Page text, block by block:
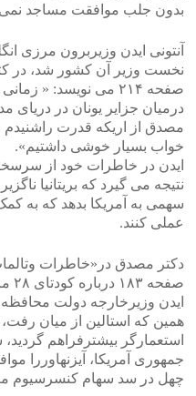
بدون جلب موافقت مساجد نمی
نخست وزیر آن کشور شد، در
صفحه ۲۱۴ می نویسد:
درمیان جزایر یونان در دریای
مصدق از اریکه قدرت
خواب بسیار خوشی داشتیم».
ایدن در خاطرات خود از
نتیجه می گیرد که بریتانیا
عملی کنند.
دکتر مصدق در«خاطرات
ایدن وزیرخارجه دولت
همین که استالین از میان
استعمارگر بیشترفراهم
جمهوری آمریکا، آیزنهاوررا
چهل در سد سهام کنسرسیوم